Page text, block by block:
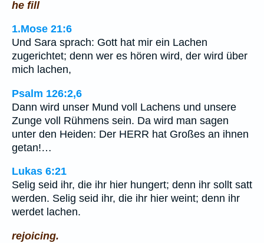
he fill
1.Mose 21:6
Und Sara sprach: Gott hat mir ein Lachen
zugerichtet; denn wer es hören wird, der wird über
mich lachen,
Psalm 126:2,6
Dann wird unser Mund voll Lachens und unsere
Zunge voll Rühmens sein. Da wird man sagen
unter den Heiden: Der HERR hat Großes an ihnen
getan!…
Lukas 6:21
Selig seid ihr, die ihr hier hungert; denn ihr sollt satt
werden. Selig seid ihr, die ihr hier weint; denn ihr
werdet lachen.
rejoicing.